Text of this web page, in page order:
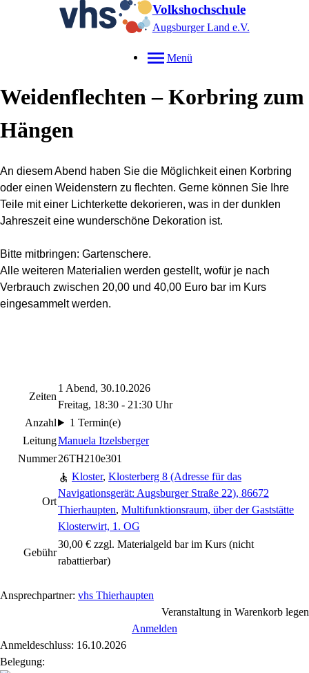
Volkshochschule
Augsburger Land e.V.
Menü
Weidenflechten – Korbring zum
Hängen
An diesem Abend haben Sie die Möglichkeit einen Korbring
oder einen Weidenstern zu flechten. Gerne können Sie Ihre
Teile mit einer Lichterkette dekorieren, was in der dunklen
Jahreszeit eine wunderschöne Dekoration ist.
Bitte mitbringen: Gartenschere.
Alle weiteren Materialien werden gestellt, wofür je nach
Verbrauch zwischen 20,00 und 40,00 Euro bar im Kurs
eingesammelt werden.
Zeiten
1 Abend, 30.10.2026
Freitag, 18:30 - 21:30 Uhr
Anzahl
1 Termin(e)
LeitungManuela Itzelsberger
Nummer26TH210e301
Ort
Kloster, Klosterberg 8 (Adresse für das
Navigationsgerät: Augsburger Straße 22), 86672
Thierhaupten, Multifunktionsraum, über der Gaststätte
Klosterwirt, 1. OG
Gebühr
30,00 € zzgl. Materialgeld bar im Kurs (nicht
rabattierbar)
Ansprechpartner: vhs Thierhaupten
Veranstaltung in Warenkorb legen
Anmelden
Anmeldeschluss: 16.10.2026
Belegung: